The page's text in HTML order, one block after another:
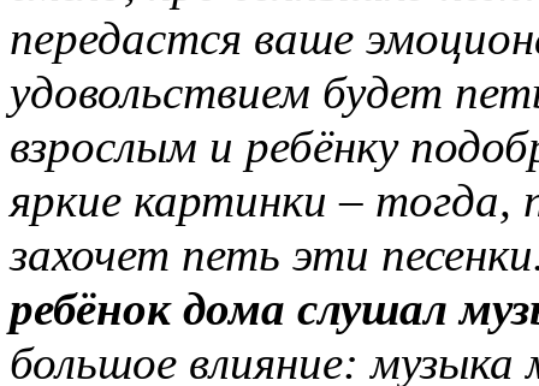
передастся ваше
удовольствием будет
взрослым и ребёнку
яркие картинки – тогда,
захочет петь эти
ребёнок дома слушал
большое влияние: